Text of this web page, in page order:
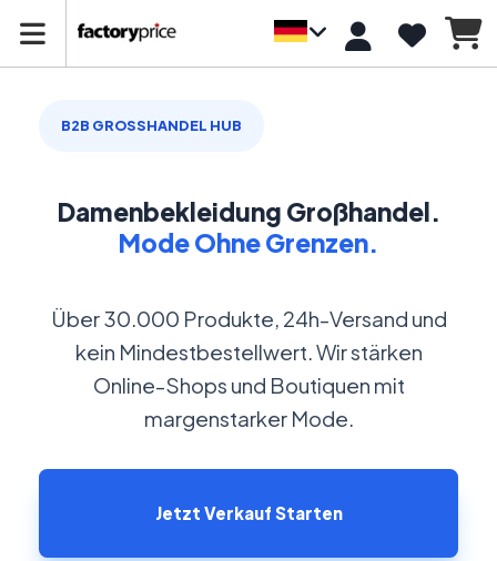
B2B GROSSHANDEL HUB
Damenbekleidung Großhandel.
Mode Ohne Grenzen.
Über 30.000 Produkte, 24h-Versand und
kein Mindestbestellwert. Wir stärken
Online-Shops und Boutiquen mit
margenstarker Mode.
Jetzt Verkauf Starten